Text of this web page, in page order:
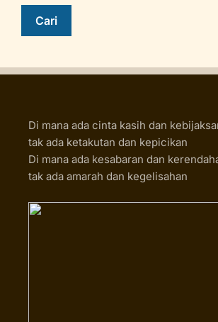
Di mana ada cinta kasih dan
tak ada ketakutan dan kepicikan
Di mana ada kesabaran dan
tak ada amarah dan kegelisahan